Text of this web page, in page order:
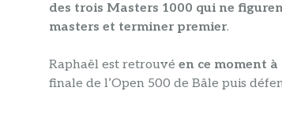
des trois Masters 1000 qui ne
masters et terminer premier.
Raphaël est retrouvé en ce moment
finale de l’Open 500 de Bâle puis